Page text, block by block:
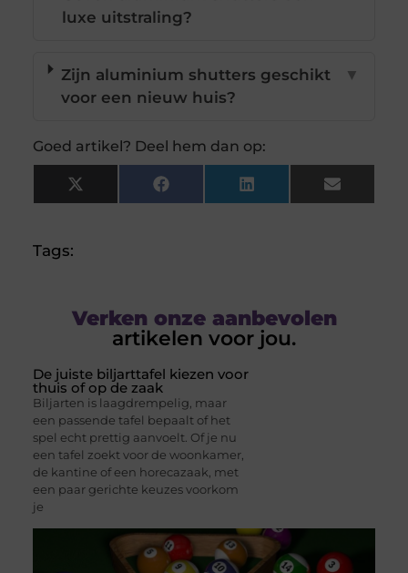
luxe uitstraling?
Zijn aluminium shutters geschikt
voor een nieuw huis?
▼
Goed artikel? Deel hem dan op:
X
(Twitter)
Facebook LinkedIn Email
Tags:
Verken onze aanbevolen
artikelen voor jou.
De juiste biljarttafel kiezen voor
thuis of op de zaak
Biljarten is laagdrempelig, maar
een passende tafel bepaalt of het
spel echt prettig aanvoelt. Of je nu
een tafel zoekt voor de woonkamer,
de kantine of een horecazaak, met
een paar gerichte keuzes voorkom
je